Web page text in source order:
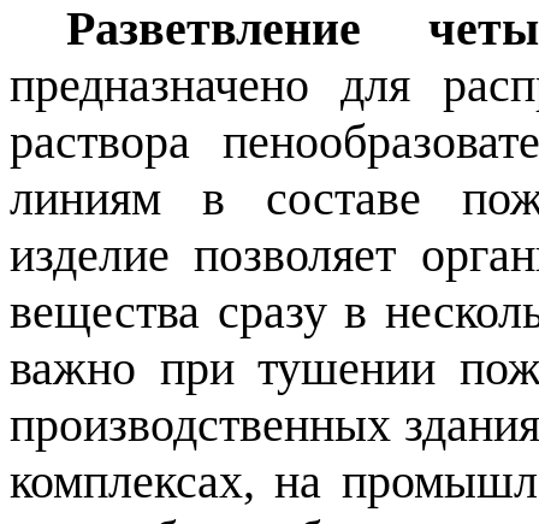
Разветвление
предназначено для
раствора
линиям в составе
изделие позволяет
вещества сразу в
важно при тушении
производственных
комплексах, на